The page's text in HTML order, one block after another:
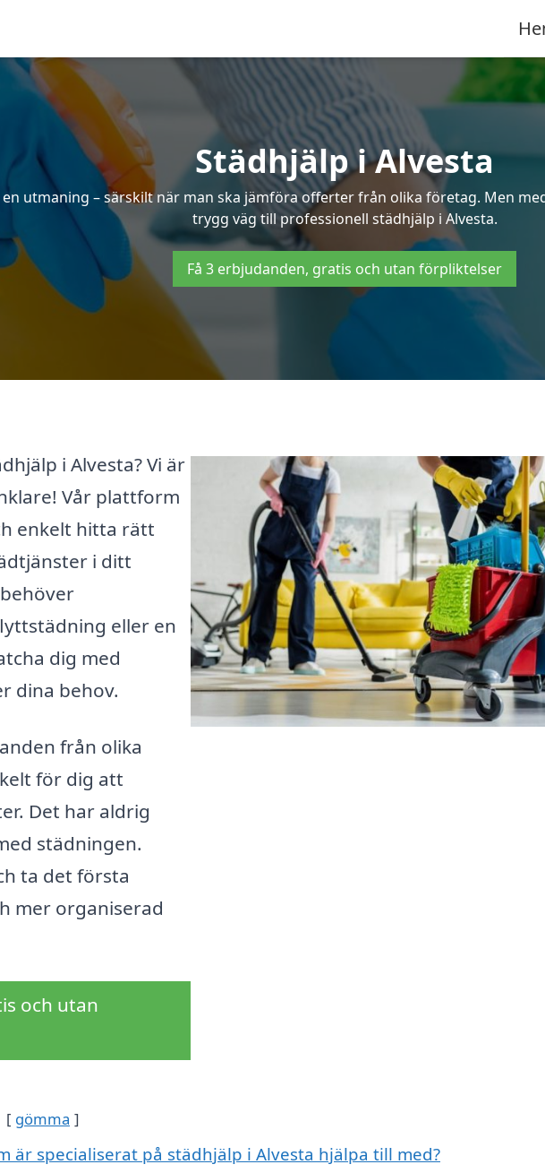
Städhjälp i Alvesta
utmaning – särskilt när man ska jämföra offerter från olika företag. Men
trygg väg till professionell städhjälp i Alvesta.
Få 3 erbjudanden, gratis och utan förpliktelser
i Alvesta? Vi är
Vår plattform
enkelt hitta rätt
i ditt
eller en
dig med
dina behov.
från olika
för dig att
Det har aldrig
städningen.
ta det första
mer organiserad
och utan
gömma
är specialiserat på städhjälp i Alvesta hjälpa till med?